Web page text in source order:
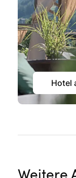
Hotel
Weitere